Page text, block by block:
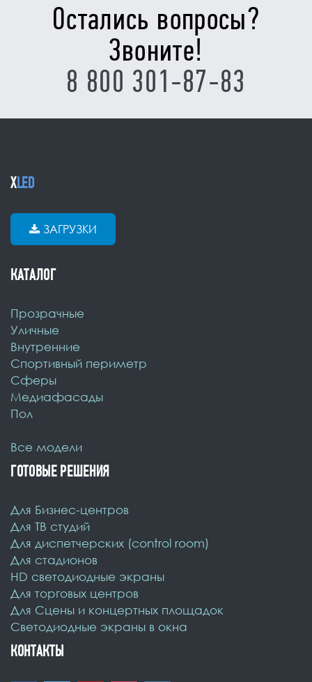
Остались вопросы?
Звоните!
8 800 301-87-83
XLED
ЗАГРУЗКИ
КАТАЛОГ
Прозрачные
Уличные
Внутренние
Спортивный периметр
Cферы
Медиафасады
Пол
Все модели
ГОТОВЫЕ РЕШЕНИЯ
Для Бизнес-центров
Для ТВ студий
Для диспетчерских (control room)
Для стадионов
HD светодиодные экраны
Для торговых центров
Для Сцены и концертных площадок
Светодиодные экраны в окна
КОНТАКТЫ